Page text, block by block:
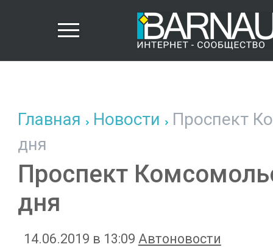
Главная Новости Проспект
дня
Проспект
дня
14.06.2019 в 13:09 Автоновости